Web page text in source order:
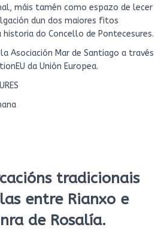
máis tamén como espazo de lecer
dun dos maiores fitos
do Concello de Pontecesures.
Asociación Mar de Santiago a través
da Unión Europea.
tradicionais
entre Rianxo e
de Rosalía.